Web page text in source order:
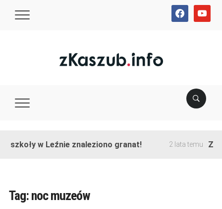
facebookyoutube
szkoły w Leźnie znaleziono granat! 2 lata temu
Tag: noc muzeów